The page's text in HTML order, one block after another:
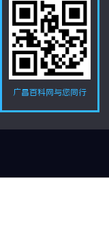
广昌百科网与您同行